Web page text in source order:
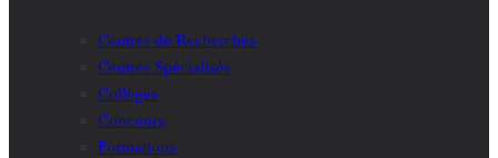
Centres de Recherches
Centres Spécialisés
Collèges
Concours
Formations